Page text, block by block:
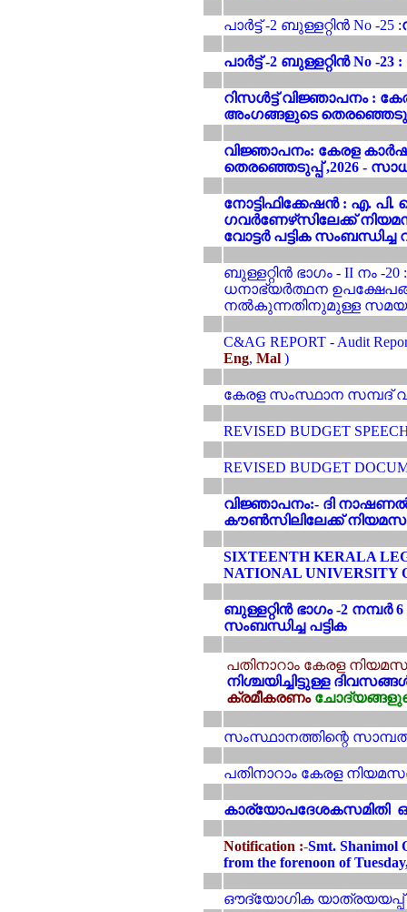
പാർട്ട് -2 ബുള്ളറ്റിൻ No -25 :
പാർട്ട് -2 ബുള്ളറ്റിൻ No -
റിസൾട്ട് വിജ്ഞാപനം :
അംഗങ്ങളുടെ
വിജ്ഞാപനം: കേരള
തെരഞ്ഞെടുപ്പ് ,2026 -
നോട്ടിഫിക്കേഷൻ : എ.
ഗവർണേഴ്‌സിലേക്ക്
വോട്ടർ പട്ടിക
ബുള്ളറ്റിൻ ഭാഗം - II നം -
ധനാഭ്യര്‍ത്ഥന
നല്‍കുന്നതിനുമുള്ള
C&AG REPORT - Audit
Eng, Mal )
കേരള സംസ്ഥാന സമ്പദ്
REVISED BUDGET
REVISED BUDGET
വിജ്ഞാപനം:- ദി
കൗൺസിലിലേക്ക്
SIXTEENTH KERALA
NATIONAL UNIVERSITY
ബുള്ളറ്റിൻ ഭാഗം -2
സംബന്ധിച്ച പട്ടിക
പതിനാറാം കേരള
നിശ്ചയിച്ചിട്ടുള്ള
ക്രമീകരണം
സംസ്ഥാനത്തിന്റെ
പതിനാറാം കേരള
കാര്യോപദേശകസമിതി
Notification :-Smt. Shanimol
from the forenoon of
ഔദ്യോഗിക യാത്രയയപ്പ്